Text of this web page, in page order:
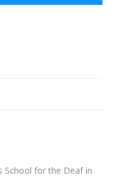
School for the Deaf in